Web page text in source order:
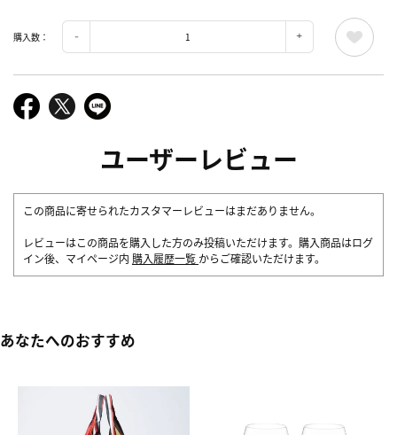
購入数：
ユーザーレビュー
この商品に寄せられたカスタマーレビューはまだありません。
レビューはこの商品を購入した方のみ投稿いただけます。購入商品はログ
イン後、マイページ内 購入履歴一覧 からご確認いただけます。
あなたへのおすすめ